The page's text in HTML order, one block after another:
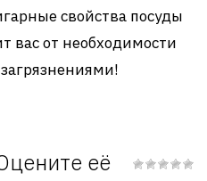
свойства посуды
вас от необходимости
её